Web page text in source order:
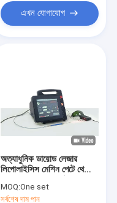
এখন যোগাযোগ
অত্যাধুনিক ডায়োড লেজার
লিপোলাইসিস মেশিন পেটে থেকে
জন্য 30-60 মিনিট চিকিত্সার
সময়
MOQ:One set
সর্বশেষ দাম পান